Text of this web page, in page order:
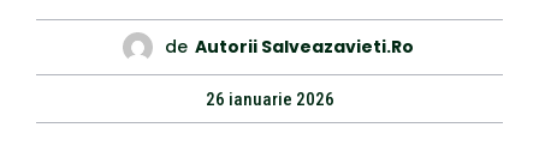
de Autorii Salveazavieti.ro
26 ianuarie 2026